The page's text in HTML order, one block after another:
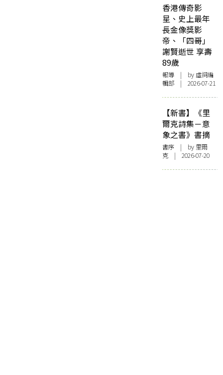
香港傳奇影
星、史上最年
長金像獎影
帝、「四哥」
謝賢逝世 享壽
89歲
報導 | by 虛詞編
輯部 | 2026-07-21
【新書】《里
爾克詩集－意
象之書》書摘
書序 | by 里爾
克 | 2026-07-20